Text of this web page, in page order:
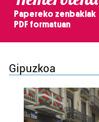
Papereko zenbakiak
PDF formatuan
Gipuzkoa